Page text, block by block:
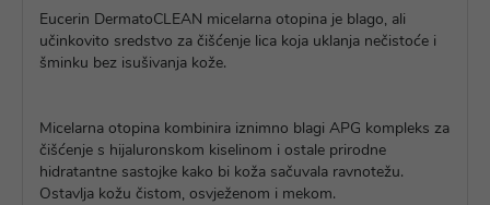
Eucerin DermatoCLEAN micelarna otopina je blago, ali
učinkovito sredstvo za čišćenje lica koja uklanja nečistoće i
šminku bez isušivanja kože.
Micelarna otopina kombinira iznimno blagi APG kompleks za
čišćenje s hijaluronskom kiselinom i ostale prirodne
hidratantne sastojke kako bi koža sačuvala ravnotežu.
Ostavlja kožu čistom, osvježenom i mekom.